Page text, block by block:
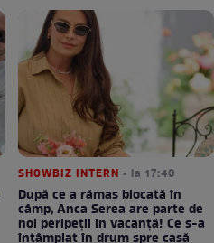
SHOWBIZ INTERN • la 17:40
După ce a rămas blocată în
câmp, Anca Serea are parte de
noi peripeții în vacanță! Ce s-a